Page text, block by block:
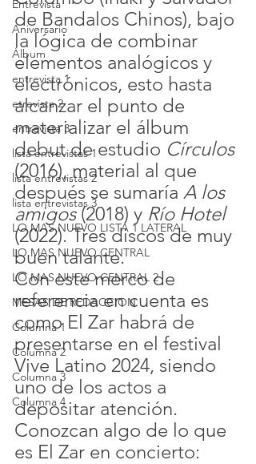
Entrevista
Aniversario
Álbum
entrevista 1
etrevista 2
entrevista 3
lista entrevistas 1
lista entrevistas 2
lista entrevistas 3
LO MAS NUEVO LISTA 1 LATERAL
LO MAS NUEVO CENTRAL
LO MAS NUEVO CENTRAL 2
MESAS DE REDACCION
Columna 1
Columna 2
Columna 3
Columna 4
de Bandalos Chinos), bajo
la lógica de combinar
elementos analógicos y
electrónicos, esto hasta
alcanzar el punto de
materializar el álbum
debut de estudio Círculos
(2016), material al que
después se sumaría A los
amigos (2018) y Río Hotel
(2022). Tres discos de muy
buen talante.
Con este merco de
referencia en cuenta es
como El Zar habrá de
presentarse en el festival
Vive Latino 2024, siendo
uno de los actos a
depositar atención.
Conozcan algo de lo que
es El Zar en concierto: